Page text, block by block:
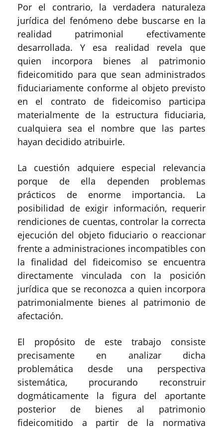
Por el contrario, la verdadera naturaleza
jurídica del fenómeno debe buscarse en la
realidad patrimonial efectivamente
desarrollada. Y esa realidad revela que
quien incorpora bienes al patrimonio
fideicomitido para que sean administrados
fiduciariamente conforme al objeto previsto
en el contrato de fideicomiso participa
materialmente de la estructura fiduciaria,
cualquiera sea el nombre que las partes
hayan decidido atribuirle.
La cuestión adquiere especial relevancia
porque de ella dependen problemas
prácticos de enorme importancia. La
posibilidad de exigir información, requerir
rendiciones de cuentas, controlar la correcta
ejecución del objeto fiduciario o reaccionar
frente a administraciones incompatibles con
la finalidad del fideicomiso se encuentra
directamente vinculada con la posición
jurídica que se reconozca a quien incorpora
patrimonialmente bienes al patrimonio de
afectación.
El propósito de este trabajo consiste
precisamente en analizar dicha
problemática desde una perspectiva
sistemática, procurando reconstruir
dogmáticamente la figura del aportante
posterior de bienes al patrimonio
fideicomitido a partir de la normativa